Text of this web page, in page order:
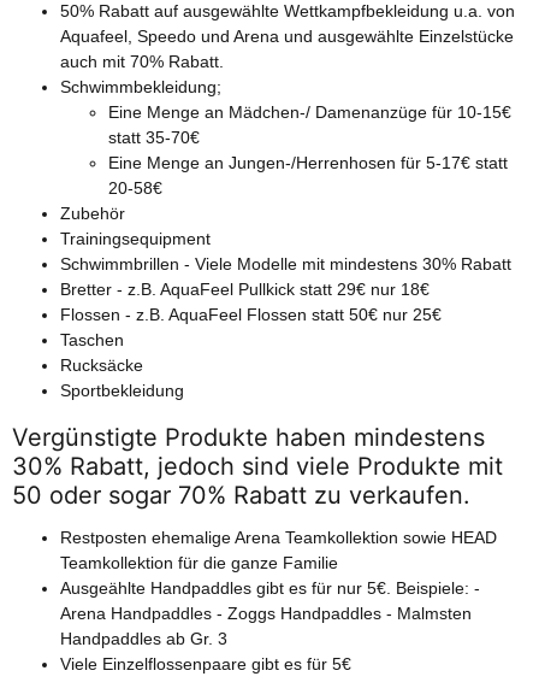
50% Rabatt auf ausgewählte Wettkampfbekleidung u.a. von
Aquafeel, Speedo und Arena und ausgewählte Einzelstücke
auch mit 70% Rabatt.
Schwimmbekleidung;
Eine Menge an Mädchen-/ Damenanzüge für 10-15€
statt 35-70€
Eine Menge an Jungen-/Herrenhosen für 5-17€ statt
20-58€
Zubehör
Trainingsequipment
Schwimmbrillen - Viele Modelle mit mindestens 30% Rabatt
Bretter - z.B. AquaFeel Pullkick statt 29€ nur 18€
Flossen - z.B. AquaFeel Flossen statt 50€ nur 25€
Taschen
Rucksäcke
Sportbekleidung
Vergünstigte Produkte haben mindestens
30% Rabatt, jedoch sind viele Produkte mit
50 oder sogar 70% Rabatt zu verkaufen.
Restposten ehemalige Arena Teamkollektion sowie HEAD
Teamkollektion für die ganze Familie
Ausgeählte Handpaddles gibt es für nur 5€. Beispiele: -
Arena Handpaddles - Zoggs Handpaddles - Malmsten
Handpaddles ab Gr. 3
Viele Einzelflossenpaare gibt es für 5€